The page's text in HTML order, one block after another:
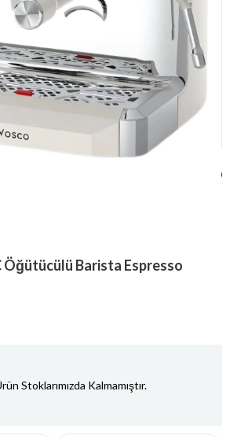
Öğütücülü Barista Espresso
Stoklarımızda Kalmamıştır.